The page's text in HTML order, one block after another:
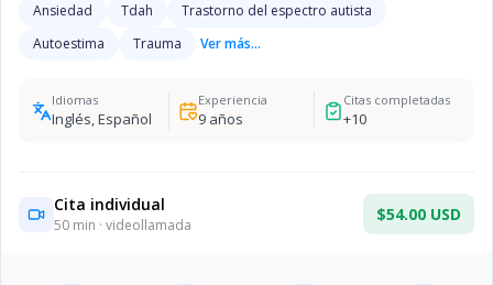
Ansiedad Tdah
Trastorno del espectro autista
Autoestima
Trauma Ver más...
Idiomas
Inglés, Español
Experiencia
9años
Citas completadas
+10
Cita individual
50 min · videollamada
$54.00 USD